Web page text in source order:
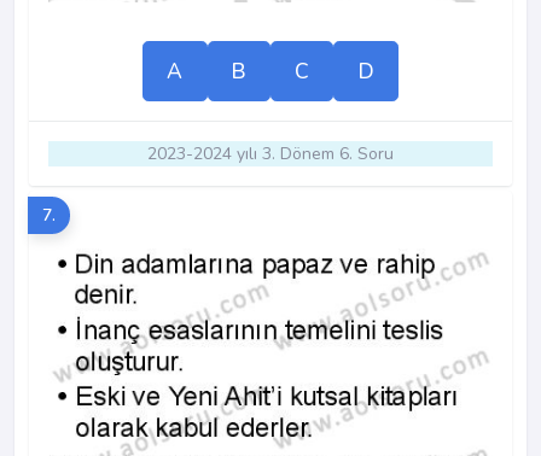
A B C D
2023-2024 yılı 3. Dönem 6. Soru
7.